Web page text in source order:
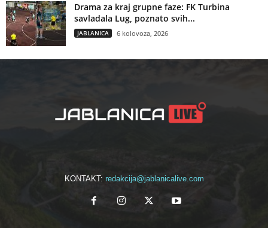
Drama za kraj grupne faze: FK Turbina
savladala Lug, poznato svih...
JABLANICA 6 kolovoza, 2026
KONTAKT: redakcija@jablanicalive.com